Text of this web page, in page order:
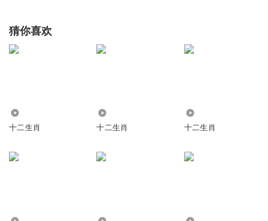
猜你喜欢
十二生肖 十二生肖 十二生肖